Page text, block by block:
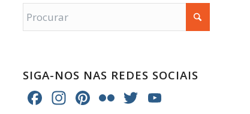
SIGA-NOS NAS REDES SOCIAIS
Facebook
Instagram
Pinterest
FlickrTwitter